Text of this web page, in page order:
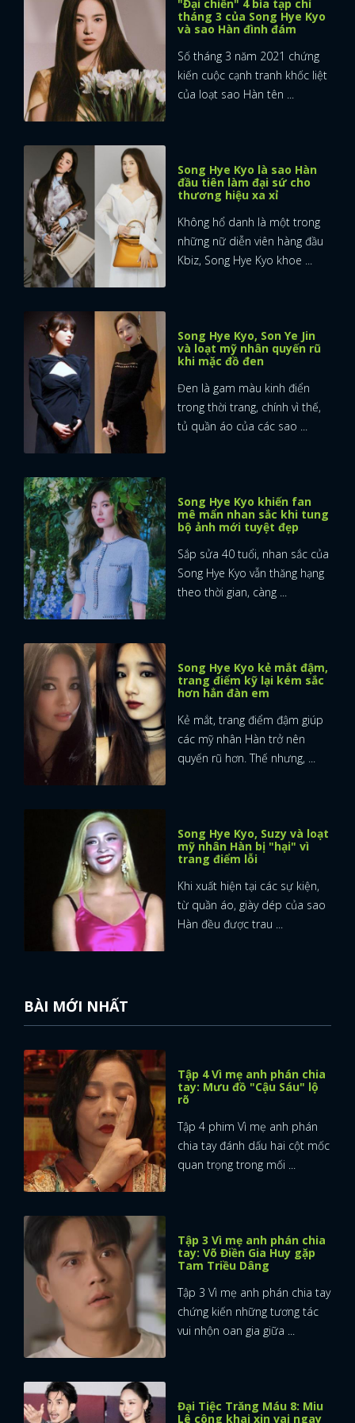
ĐĂNG NHẬP
"Đại chiến" 4 bìa tạp chí
tháng 3 của Song Hye Kyo
và sao Hàn đình đám
Số tháng 3 năm 2021 chứng
kiến cuộc cạnh tranh khốc liệt
của loạt sao Hàn tên ...
Song Hye Kyo là sao Hàn
đầu tiên làm đại sứ cho
thương hiệu xa xỉ
Không hổ danh là một trong
những nữ diễn viên hàng đầu
Kbiz, Song Hye Kyo khoe ...
Song Hye Kyo, Son Ye Jin
và loạt mỹ nhân quyến rũ
khi mặc đồ đen
Đen là gam màu kinh điển
trong thời trang, chính vì thế,
tủ quần áo của các sao ...
Song Hye Kyo khiến fan
mê mẩn nhan sắc khi tung
bộ ảnh mới tuyệt đẹp
Sắp sửa 40 tuổi, nhan sắc của
Song Hye Kyo vẫn thăng hạng
theo thời gian, càng ...
Song Hye Kyo kẻ mắt đậm,
trang điểm kỹ lại kém sắc
hơn hẳn đàn em
Kẻ mắt, trang điểm đậm giúp
các mỹ nhân Hàn trở nên
quyến rũ hơn. Thế nhưng, ...
Song Hye Kyo, Suzy và loạt
mỹ nhân Hàn bị "hại" vì
trang điểm lỗi
Khi xuất hiện tại các sự kiện,
từ quần áo, giày dép của sao
Hàn đều được trau ...
BÀI MỚI NHẤT
Tập 4 Vì mẹ anh phán chia
tay: Mưu đồ "Cậu Sáu" lộ
rõ
Tập 4 phim Vì mẹ anh phán
chia tay đánh dấu hai cột mốc
quan trọng trong mối ...
Tập 3 Vì mẹ anh phán chia
tay: Võ Điền Gia Huy gặp
Tam Triều Dâng
Tập 3 Vì mẹ anh phán chia tay
chứng kiến những tương tác
vui nhộn oan gia giữa ...
Đại Tiệc Trăng Máu 8: Miu
Lê công khai xin vai ngay